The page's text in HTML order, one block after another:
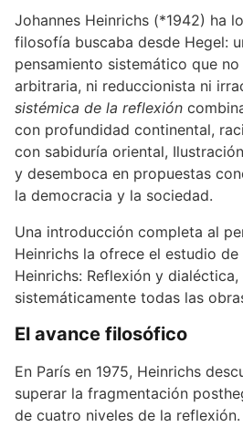
Johannes Heinrichs (*1942) ha
filosofía buscaba desde Hegel:
pensamiento sistemático que
arbitraria, ni reduccionista ni
sistémica de la reflexión
con profundidad continental,
con sabiduría oriental,
y desemboca en propuestas
la democracia y la sociedad.
Una introducción completa al
Heinrichs la ofrece el estudio de
Heinrichs: Reflexión y
sistemáticamente todas las
El avance filosófico
En París en 1975, Heinrichs
superar la fragmentación
de cuatro niveles de la